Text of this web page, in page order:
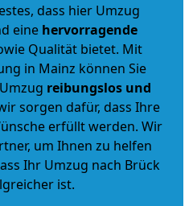
dass hier Umzug
eine hervorragende
Qualität bietet. Mit
in Mainz können Sie
reibungslos und
sorgen dafür, dass Ihre
erfüllt werden. Wir
um Ihnen zu helfen
Ihr Umzug nach Brück
ist.